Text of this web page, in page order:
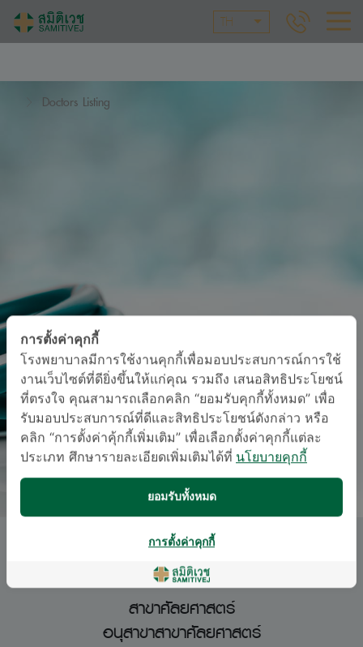
TH
Doctors Listing
พญ. วัณย์ศิริ สุวรรณพันธ์
สาขาศัลยศาสตร์
อนุสาขาสาขาศัลยศาสตร์
การตั้งค่าคุกกี้
โรงพยาบาลมีการใช้งานคุกกี้เพื่อมอบประสบการณ์การใช้
งานเว็บไซต์ที่ดียิ่งขึ้นให้แก่คุณ รวมถึง เสนอสิทธิประโยชน์
ที่ตรงใจ คุณสามารถเลือกคลิก “ยอมรับคุกกี้ทั้งหมด” เพื่อ
รับมอบประสบการณ์ที่ดีและสิทธิประโยชน์ดังกล่าว หรือ
คลิก “การตั้งค่าคุ้กกี้เพิ่มเติม” เพื่อเลือกตั้งค่าคุกกี้แต่ละ
ประเภท ศึกษารายละเอียดเพิ่มเติมได้ที่ นโยบายคุกกี้
ยอมรับทั้งหมด
การตั้งค่าคุกกี้